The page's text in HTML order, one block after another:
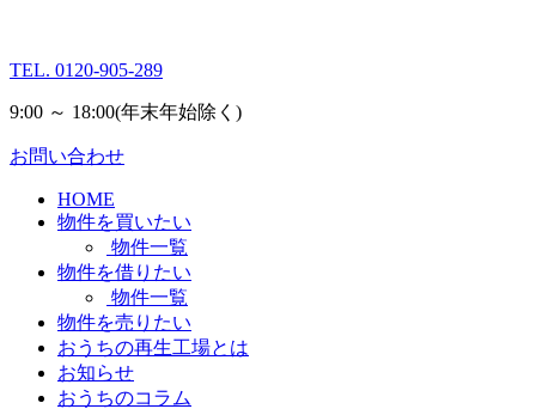
TEL. 0120-905-289
9:00 ～ 18:00(年末年始除く)
お問い合わせ
HOME
物件を買いたい
物件一覧
物件を借りたい
物件一覧
物件を売りたい
おうちの再生工場とは
お知らせ
おうちのコラム